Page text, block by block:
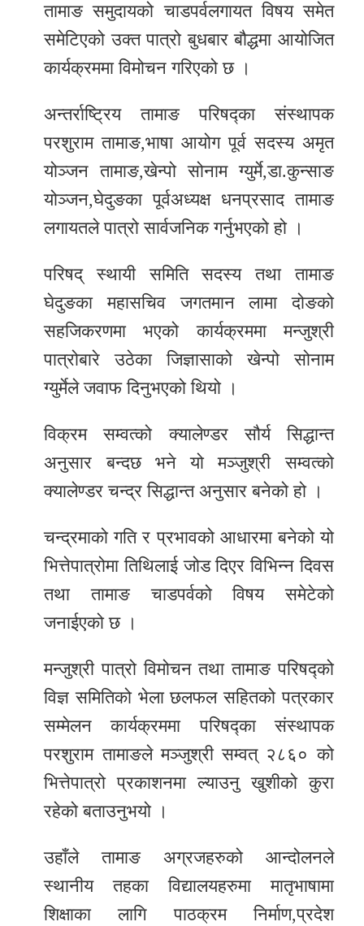
English
तामाङ समुदायको चाडपर्वलगायत विषय समेत
समेटिएको उक्त पात्रो बुधबार बौद्धमा आयोजित
कार्यक्रममा विमोचन गरिएको छ ।
अन्तर्राष्ट्रिय तामाङ परिषद्का संस्थापक
परशुराम तामाङ,भाषा आयोग पूर्व सदस्य अमृत
योञ्जन तामाङ,खेन्पो सोनाम ग्युर्मे,डा.कुन्साङ
योञ्जन,घेदुङका पूर्वअध्यक्ष धनप्रसाद तामाङ
लगायतले पात्रो सार्वजनिक गर्नुभएको हो ।
परिषद् स्थायी समिति सदस्य तथा तामाङ
घेदुङका महासचिव जगतमान लामा दोङको
सहजिकरणमा भएको कार्यक्रममा मन्जुश्री
पात्रोबारे उठेका जिज्ञासाको खेन्पो सोनाम
ग्युर्मेले जवाफ दिनुभएको थियो ।
विक्रम सम्वत्को क्यालेण्डर सौर्य सिद्धान्त
अनुसार बन्दछ भने यो मञ्जुश्री सम्वत्को
क्यालेण्डर चन्द्र सिद्धान्त अनुसार बनेको हो ।
चन्द्रमाको गति र प्रभावको आधारमा बनेको यो
भित्तेपात्रोमा तिथिलाई जोड दिएर विभिन्न दिवस
तथा तामाङ चाडपर्वको विषय समेटेको
जनाईएको छ ।
मन्जुश्री पात्रो विमोचन तथा तामाङ परिषद्को
विज्ञ समितिको भेला छलफल सहितको पत्रकार
सम्मेलन कार्यक्रममा परिषद्का संस्थापक
परशुराम तामाङले मञ्जुश्री सम्वत् २८६० को
भित्तेपात्रो प्रकाशनमा ल्याउनु खुशीको कुरा
रहेको बताउनुभयो ।
उहाँले तामाङ अग्रजहरुको आन्दोलनले
स्थानीय तहका विद्यालयहरुमा मातृभाषामा
शिक्षाका लागि पाठक्रम निर्माण,प्रदेश